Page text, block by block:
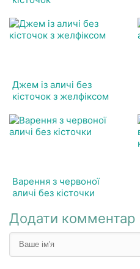
Джем із аличі без
кісточок з желфіксом
Варення з червоної
аличі без кісточки
Додати комментар